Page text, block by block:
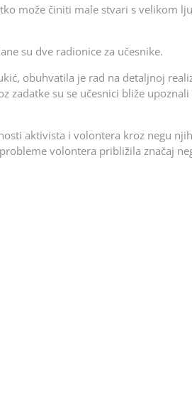
može činiti male stvari s velikom
su dve radionice za učesnike.
obuhvatila je rad na detaljnoj
zadatke su se učesnici bliže
aktivista i volontera kroz negu
volontera približila značaj